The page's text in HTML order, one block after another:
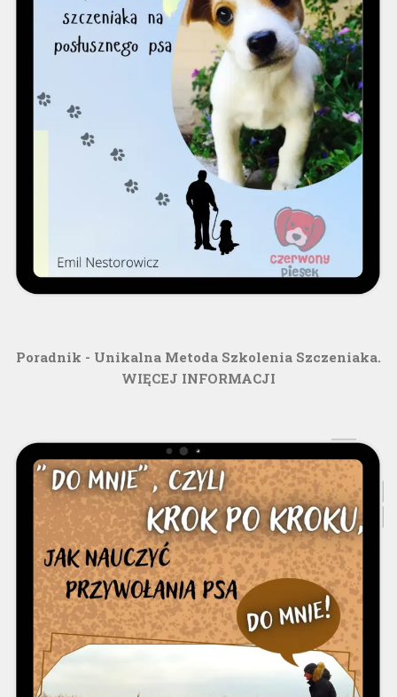
Poradnik - Unikalna Metoda Szkolenia Szczeniaka.
WIĘCEJ INFORMACJI